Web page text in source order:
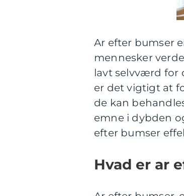
Ar efter bumser
mennesker
lavt selvværd for
er det vigtigt at
de kan
emne i dybden
efter bumser
Hvad er ar